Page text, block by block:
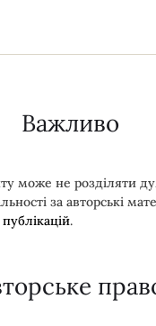
Важливо
може не розділяти
за авторські
.